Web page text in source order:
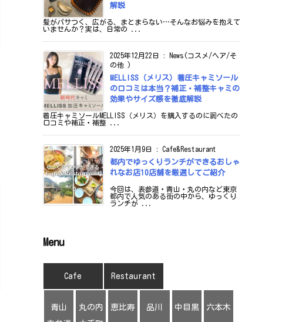
解説
髪がパサつく、広がる、まとまらない…そんなお悩みを抱えて
いませんか？実は、日常の ...
2025年12月22日 :
News(コスメ/ヘア/そ
の他 )
MELLISS（メリス）着圧キャミソール
の口コミは本当？補正・補整キャミの
効果やサイズ感を徹底解説
着圧キャミソールMELLISS（メリス）を購入するのに調べたの
口コミや補正・補整 ...
2025年1月9日 : Cafe&Restaurant
都内でゆっくりランチができるおしゃ
れなお店10店舗を厳選してご紹介
今回は、表参道・青山・丸の内など東京
都内で人気のある街の中から、ゆっくり
ランチが ...
Menu
Cafe Restaurant
青山
丸の内
恵比寿 品川 中目黒 六本木